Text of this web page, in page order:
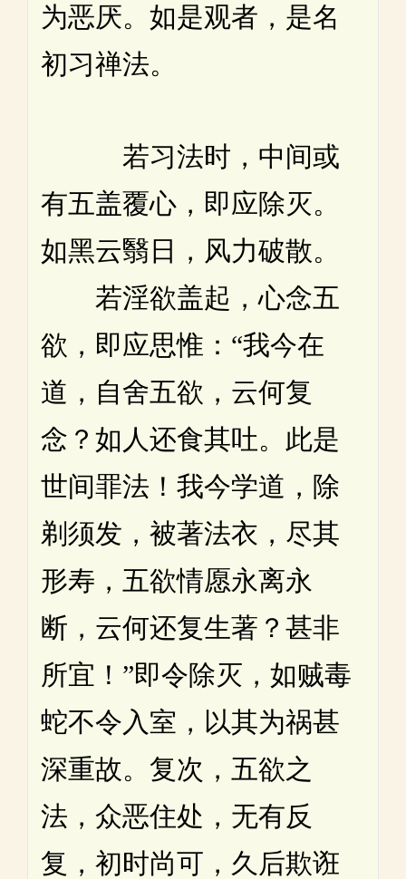
为恶厌。如是观者，是名
初习禅法。
若习法时，中间或
有五盖覆心，即应除灭。
如黑云翳日，风力破散。
若淫欲盖起，心念五
欲，即应思惟：“我今在
道，自舍五欲，云何复
念？如人还食其吐。此是
世间罪法！我今学道，除
剃须发，被著法衣，尽其
形寿，五欲情愿永离永
断，云何还复生著？甚非
所宜！”即令除灭，如贼毒
蛇不令入室，以其为祸甚
深重故。复次，五欲之
法，众恶住处，无有反
复，初时尚可，久后欺诳